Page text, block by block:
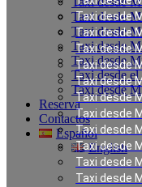
Taxi desde
Taxi desde
Taxi desde
Taxi desde
Taxi desde
Taxi desde
Taxi desde
Taxi desde
Taxi desde
Taxi desde
Taxi desde
Taxi desde
Taxi desde
Taxi desde
Taxi desde
Taxi desde
Taxi desde
Reserva
Contactos
Español
English